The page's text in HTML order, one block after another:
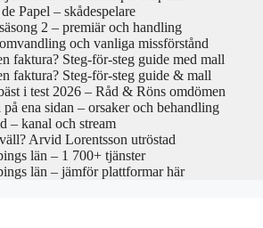
Papel – skådespelare
2 – premiär och handling
och vanliga missförstånd
faktura? Steg-för-steg guide med mall
faktura? Steg-för-steg guide & mall
i test 2026 – Råd & Röns omdömen
ena sidan – orsaker och behandling
– kanal och stream
Arvid Lorentsson utröstad
län – 1 700+ tjänster
län – jämför plattformar här